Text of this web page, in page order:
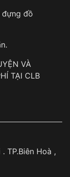
đồ
VÀ
TẠI CLB
TP.Biên Hoà ,